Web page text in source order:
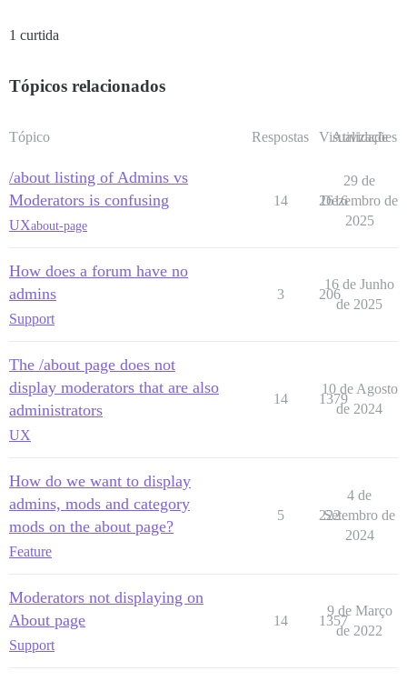
1 curtida
Tópicos relacionados
Tópico Respostas Visualizações
Atividade
/about listing of Admins vs
Moderators is confusing
UXabout-page
14 2616
29 de
Dezembro de
2025
How does a forum have no
admins
Support
3 206
16 de Junho
de 2025
The /about page does not
display moderators that are also
administrators
UX
14 1379
10 de Agosto
de 2024
How do we want to display
admins, mods and category
mods on the about page?
Feature
5 222
4 de
Setembro de
2024
Moderators not displaying on
About page
Support
14 1357
9 de Março
de 2022